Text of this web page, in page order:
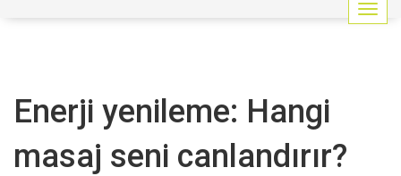
G
e
Enerji yenileme: Hangi
masaj seni canlandırır?